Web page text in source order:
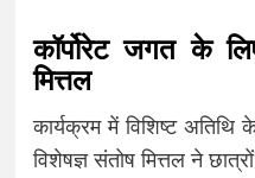
कॉर्पोरेट जगत के
मित्तल
कार्यक्रम में विशिष्ट अतिथि
विशेषज्ञ संतोष मित्तल ने